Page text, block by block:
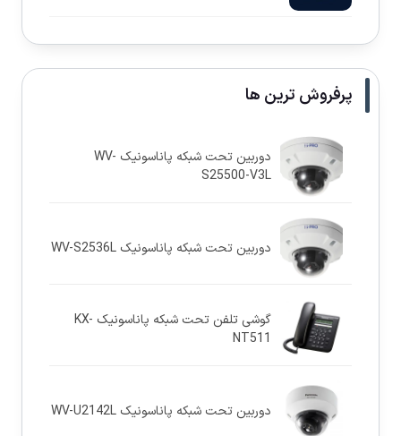
پرفروش ترین ها
دوربین تحت شبکه پاناسونيک WV-
S25500-V3L
دوربین تحت شبکه پاناسونيک WV-S2536L
گوشی تلفن تحت شبکه پاناسونیک KX-
NT511
دوربین تحت شبکه پاناسونيک WV-U2142L